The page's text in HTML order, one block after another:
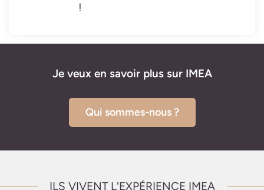
!
Je veux en savoir plus sur IMEA
Qui sommes-nous ?
ILS VIVENT L'EXPÉRIENCE IMEA